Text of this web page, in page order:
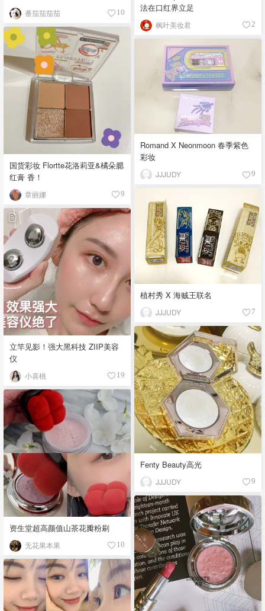
番茄茄茄茄 10
法在口红界立足
枫叶美妆君 2
国货彩妆 Flortte花洛莉亚&橘朵腮
红膏 香！
章丽娜 9
Romand X Neonmoon 春季紫色
彩妆
JJJUDY 9
植村秀 X 海贼王联名
JJJUDY 7
立竿见影！强大黑科技 ZIIP美容
仪
小喜桃 19
Fenty Beauty高光
JJJUDY 9
资生堂超高颜值山茶花瓣粉刷
无花果本果 10